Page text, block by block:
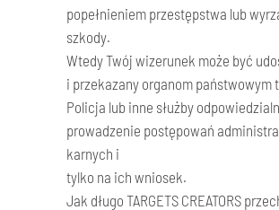
popełnieniem przestępstwa lub
szkody.
Wtedy Twój wizerunek może być
i przekazany organom państwowym
Policja lub inne służby
prowadzenie postępowań
karnych i
tylko na ich wniosek.
Jak długo TARGETS CREATORS